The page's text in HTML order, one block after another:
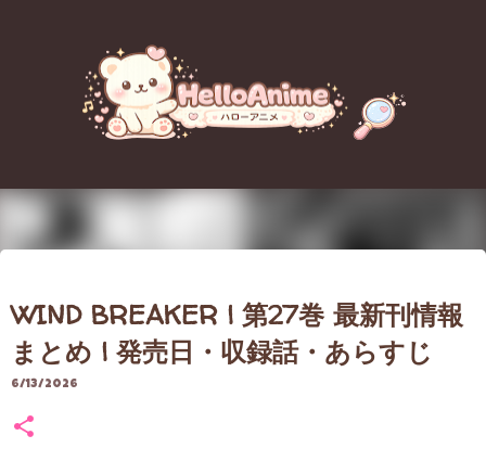
【重要なお知らせ】アクセス障害
のお詫びとブログ移転（引っ越
し）について
WIND BREAKER | 第27巻 最新刊情報
まとめ | 発売日・収録話・あらすじ
6/13/2026